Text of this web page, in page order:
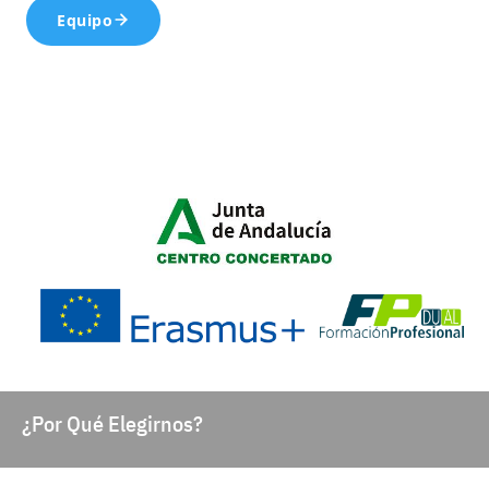
Equipo
¿Por Qué Elegirnos?